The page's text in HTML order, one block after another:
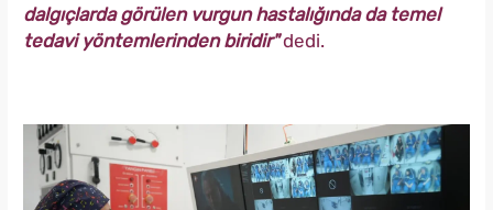
dalgıçlarda görülen vurgun hastalığında da temel
tedavi yöntemlerinden biridir"dedi.